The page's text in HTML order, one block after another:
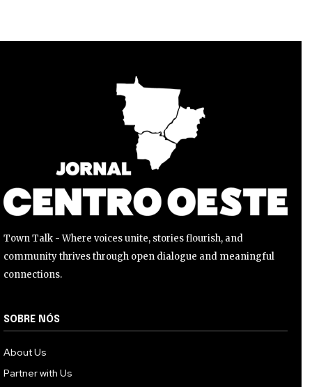
INSCREVER
Li e aceito aPolítica de Privacidade
Town Talk - Where voices unite, stories flourish, and
community thrives through open dialogue and meaningful
connections.
SOBRE NÓS
About Us
Partner with Us